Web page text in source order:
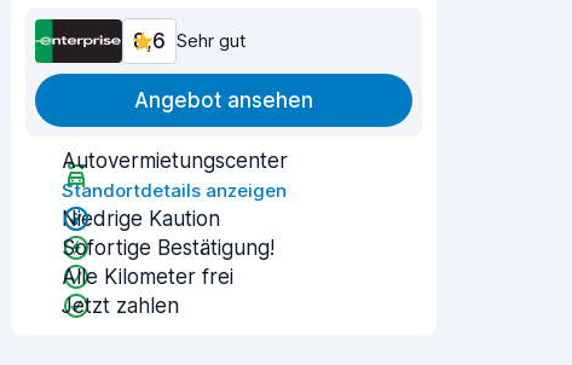
8,6 Sehr gut
Angebot ansehen
Autovermietungscenter
Standortdetails anzeigen
Niedrige Kaution
Sofortige Bestätigung!
Alle Kilometer frei
Jetzt zahlen